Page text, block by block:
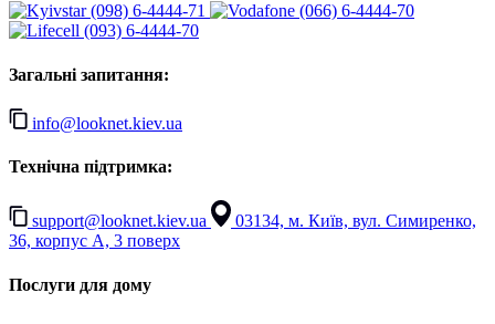
(098) 6-4444-71
(066) 6-4444-70
(093) 6-4444-70
Загальні запитання:
info@looknet.kiev.ua
Технічна підтримка:
support@looknet.kiev.ua
03134, м. Київ, вул. Симиренко,
36, корпус А, 3 поверх
Послуги для дому